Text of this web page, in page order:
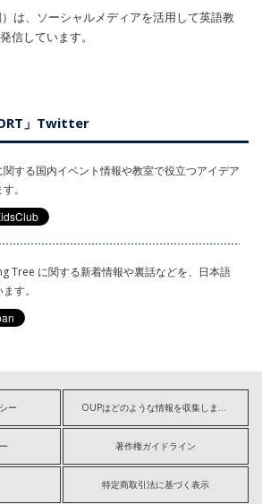
は、ソーシャルメディアを活用して英語教
信しています。
ORT」Twitter
する国内イベント情報や教室で役立つアイデア
。
Tree に関する新着情報や裏話などを、日本語
す。
ー OUPはどのような情報を収集しますか?
著作権ガイドライン
特定商取引法に基づく表示